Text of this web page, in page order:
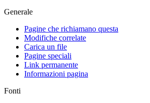
Generale
Pagine che richiamano questa
Modifiche correlate
Carica un file
Pagine speciali
Link permanente
Informazioni pagina
Fonti